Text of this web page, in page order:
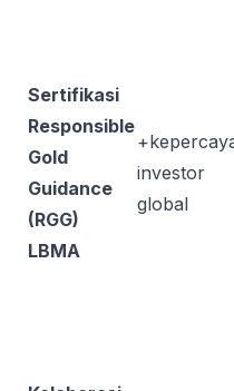
Sertifikasi
Responsible
Gold
Guidance
(RGG)
LBMA
investor
global